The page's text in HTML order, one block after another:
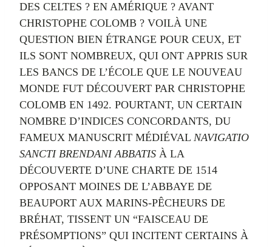
DES CELTES ? EN AMÉRIQUE ? AVANT
CHRISTOPHE COLOMB ? VOILÀ UNE
QUESTION BIEN ÉTRANGE POUR CEUX, ET
ILS SONT NOMBREUX, QUI ONT APPRIS SUR
LES BANCS DE L’ÉCOLE QUE LE NOUVEAU
MONDE FUT DÉCOUVERT PAR CHRISTOPHE
COLOMB EN 1492. POURTANT, UN CERTAIN
NOMBRE D’INDICES CONCORDANTS, DU
FAMEUX MANUSCRIT MÉDIÉVAL NAVIGATIO
SANCTI BRENDANI ABBATIS À LA
DÉCOUVERTE D’UNE CHARTE DE 1514
OPPOSANT MOINES DE L’ABBAYE DE
BEAUPORT AUX MARINS-PÊCHEURS DE
BRÉHAT, TISSENT UN “FAISCEAU DE
PRÉSOMPTIONS” QUI INCITENT CERTAINS À